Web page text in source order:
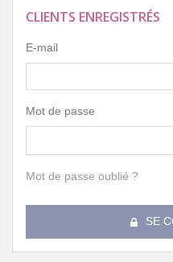
CLIENTS ENREGISTRÉS
E-mail
Mot de passe
Mot de passe oublié ?
SE